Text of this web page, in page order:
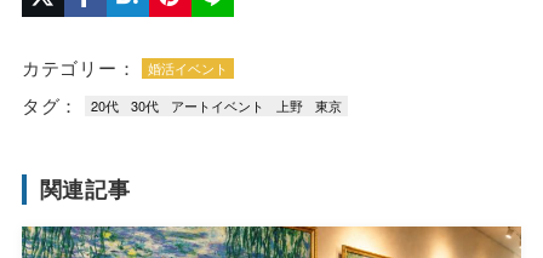
カテゴリー： 婚活イベント
タグ： 20代 30代 アートイベント 上野 東京
関連記事